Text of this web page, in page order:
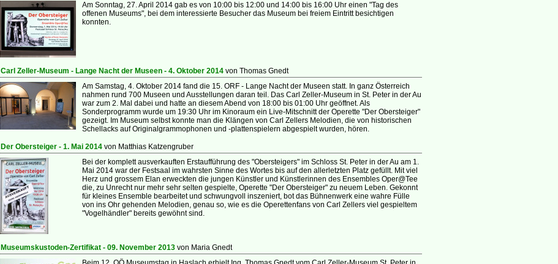
Am Sonntag, 27. April 2014 gab es von 10:00 bis 12:00 und 14:00 bis 16:00 Uhr einen "Tag des
offenen Museums", bei dem interessierte Besucher das Museum bei freiem Eintritt besichtigen
konnten.
Carl Zeller-Museum - Lange Nacht der Museen - 4. Oktober 2014 von Thomas Gnedt
Am Samstag, 4. Oktober 2014 fand die 15. ORF - Lange Nacht der Museen statt. In ganz Österreich
nahmen rund 700 Museen und Ausstellungen daran teil. Das Carl Zeller-Museum in St. Peter in der Au
war zum 2. Mal dabei und hatte an diesem Abend von 18:00 bis 01:00 Uhr geöffnet. Als
Sonderprogramm wurde um 19:30 Uhr im Kinoraum ein Live-Mitschnitt der Operette "Der Obersteiger"
gezeigt. Im Museum selbst konnte man die Klängen von Carl Zellers Melodien, die von historischen
Schellacks auf Originalgrammophonen und -plattenspielern abgespielt wurden, hören.
Der Obersteiger - 1. Mai 2014 von Matthias Katzengruber
Bei der komplett ausverkauften Erstaufführung des "Obersteigers" im Schloss St. Peter in der Au am 1.
Mai 2014 war der Festsaal im wahrsten Sinne des Wortes bis auf den allerletzten Platz gefüllt. Mit viel
Herz und grossem Elan erweckten die jungen Künstler und Künstlerinnen des Ensembles Oper@Tee
die, zu Unrecht nur mehr sehr selten gespielte, Operette "Der Obersteiger" zu neuem Leben. Gekonnt
für kleines Ensemble bearbeitet und schwungvoll inszeniert, bot das Bühnenwerk eine wahre Fülle
von ins Ohr gehenden Melodien, genau so, wie es die Operettenfans von Carl Zellers viel gespieltem
"Vogelhändler" bereits gewöhnt sind.
Museumskustoden-Zertifikat - 09. November 2013 von Maria Gnedt